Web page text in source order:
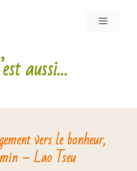
aussi…
vers le bonheur,
– Lao Tseu